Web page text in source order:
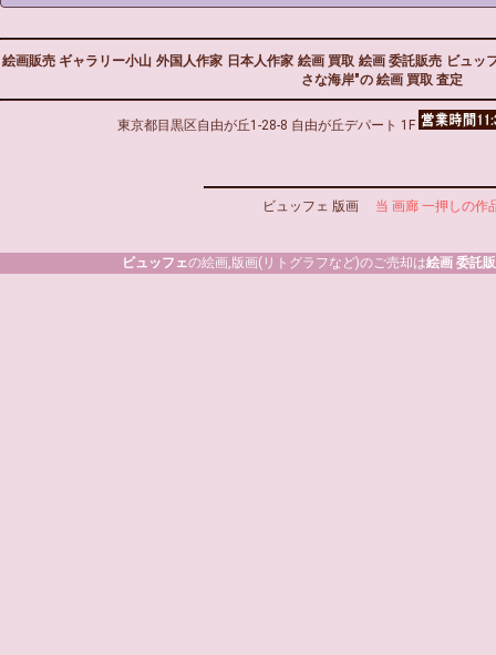
絵画販売 ギャラリー小山 外国人作家 日本人作家 絵画 買取 絵画 委託販売 ビュッ
さな海岸"の 絵画 買取 査定
東京都目黒区自由が丘1-28-8 自由が丘デパート 1F
ビュッフェ 版画 当 画廊 一押しの作
ビュッフェの絵画,版画(リトグラフなど)のご売却は絵画 委託